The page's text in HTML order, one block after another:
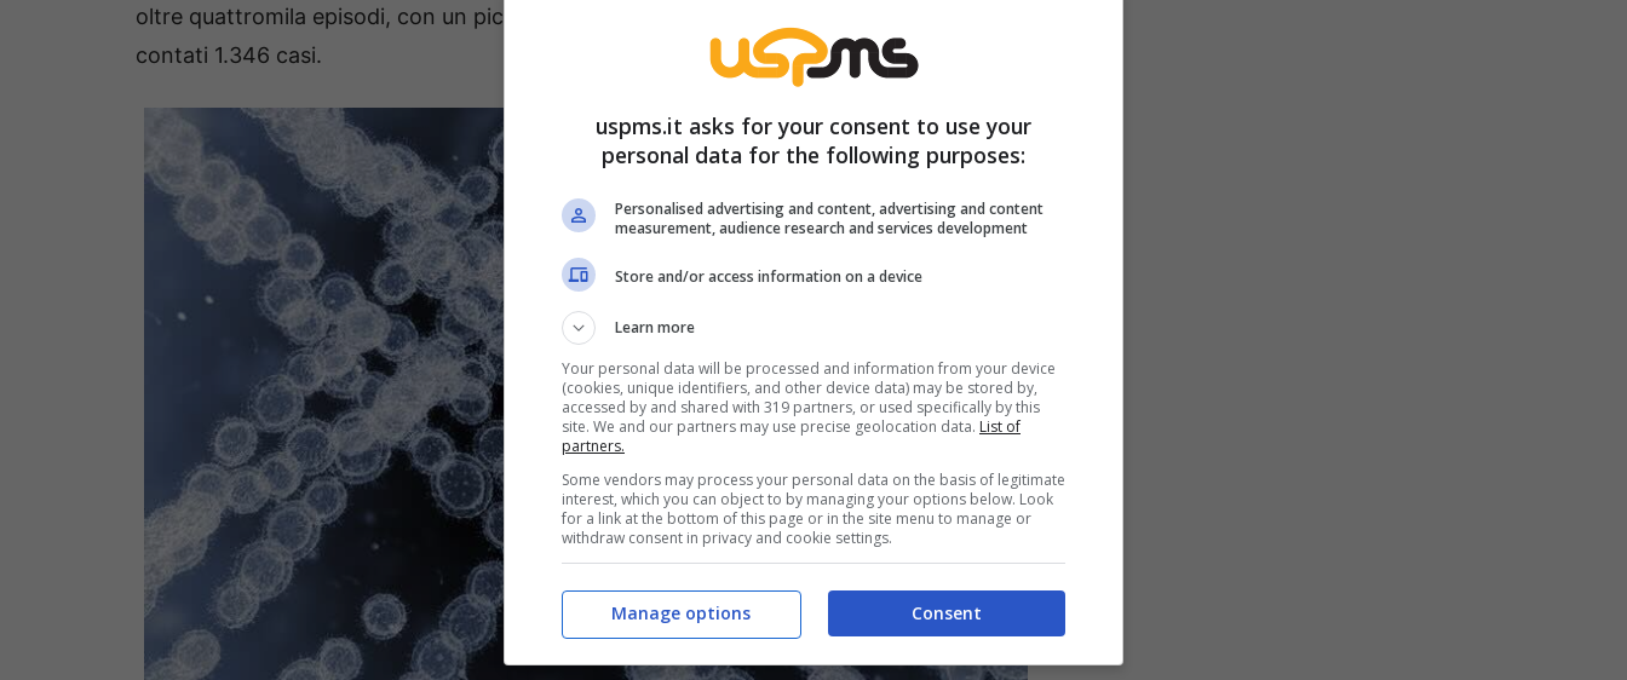
oltre quattromila episodi, con un picco record nel 2023, quando in 18 Stati si sono
contati 1.346 casi.
uspms.it asks for your consent to use your
personal data for the following purposes:
Personalised advertising and content, advertising and content
measurement, audience research and services development
Store and/or access information on a device
Learn more
Your personal data will be processed and information from your device
(cookies, unique identifiers, and other device data) may be stored by,
accessed by and shared with 319 partners, or used specifically by this
site. We and our partners may use precise geolocation data. List of
partners.
Some vendors may process your personal data on the basis of legitimate
interest, which you can object to by managing your options below. Look
for a link at the bottom of this page or in the site menu to manage or
withdraw consent in privacy and cookie settings.
Consent
Manage options